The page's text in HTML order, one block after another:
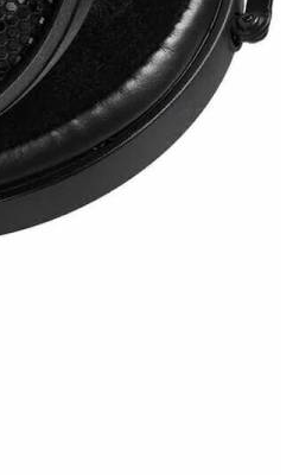
y da
tu
Acepto la